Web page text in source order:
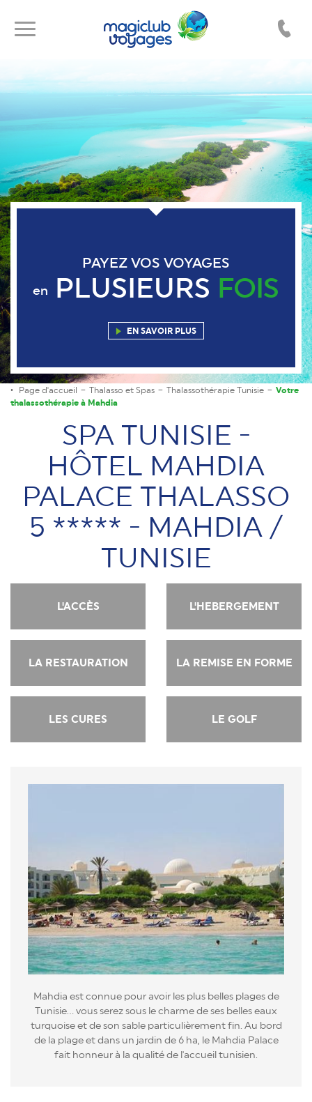
Toggle
Toggle
navigation
PAYEZ VOS VOYAGES
en PLUSIEURS FOIS
EN SAVOIR PLUS
Page d'accueil Thalasso et Spas Thalassothérapie Tunisie
Votre
thalassothérapie à Mahdia
SPA TUNISIE -
HÔTEL MAHDIA
PALACE THALASSO
5 ***** - MAHDIA /
TUNISIE
L'ACCÈS L'HEBERGEMENT
LA RESTAURATION LA REMISE EN FORME
LES CURES LE GOLF
Mahdia est connue pour avoir les plus belles plages de
Tunisie... vous serez sous le charme de ses belles eaux
turquoise et de son sable particulièrement fin. Au bord
de la plage et dans un jardin de 6 ha, le Mahdia Palace
fait honneur à la qualité de l'accueil tunisien.